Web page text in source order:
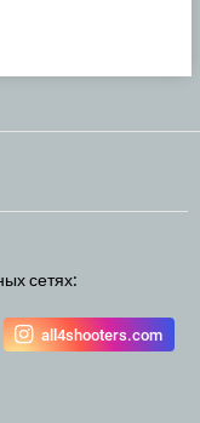
сетях:
all4shooters.com